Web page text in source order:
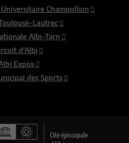
Champollion
Lautrec
Albi-Tarn
d’Albi
Expos
des Sports